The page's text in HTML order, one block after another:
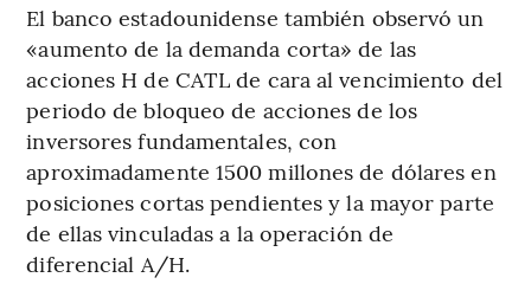
El banco estadounidense también observó un
«aumento de la demanda corta» de las
acciones H de CATL de cara al vencimiento del
periodo de bloqueo de acciones de los
inversores fundamentales, con
aproximadamente 1500 millones de dólares en
posiciones cortas pendientes y la mayor parte
de ellas vinculadas a la operación de
diferencial A/H.